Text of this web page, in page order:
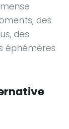
des
des
éphémères